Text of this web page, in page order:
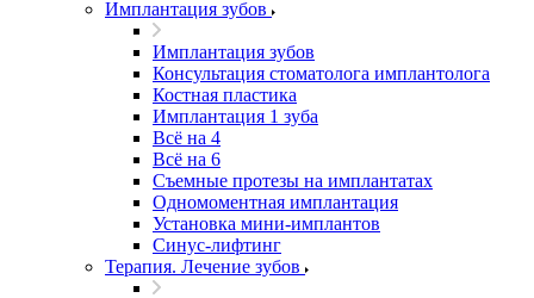
Имплантация зубов
Имплантация зубов
Консультация стоматолога имплантолога
Костная пластика
Имплантация 1 зуба
Всё на 4
Всё на 6
Съемные протезы на имплантатах
Одномоментная имплантация
Установка мини-имплантов
Синус-лифтинг
Терапия. Лечение зубов